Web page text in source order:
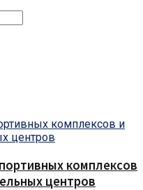
комплексов
центров